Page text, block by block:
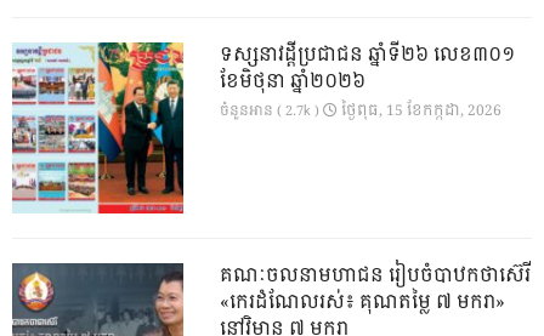
ទស្សនាវដ្ដីប្រជាជន ឆ្នាំទី២៦ លេខ៣០១
ខែមិថុនា ឆ្នាំ២០២៦
ចំនួនអាន ( 2.7k ) ថ្ងៃ​ពុធ, 15 ខែ​កក្កដា, 2026
គណៈចលនាមហាជន រៀបចំបាឋកថាស៊េរី
«កេរដំណែលរស់៖ គុណតម្លៃ ៧ មករា»